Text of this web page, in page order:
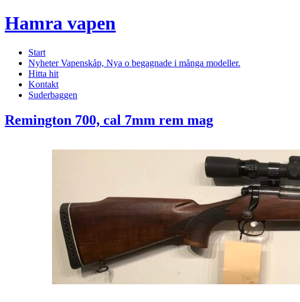
Hamra vapen
Start
Nyheter Vapenskåp, Nya o begagnade i många modeller.
Hitta hit
Kontakt
Suderbaggen
Remington 700, cal 7mm rem mag